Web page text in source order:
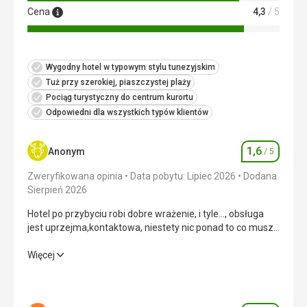
Cena 4,3 / 5
Wygodny hotel w typowym stylu tunezyjskim
Tuż przy szerokiej, piaszczystej plaży
Pociąg turystyczny do centrum kurortu
Odpowiedni dla wszystkich typów klientów
Anonym Ocena
1,6 / 5
Zweryfikowana opinia Data pobytu: Lipiec 2026
Dodana
Sierpień 2026
Hotel po przybyciu robi dobre wrażenie, i tyle..., obsługa
jest uprzejma,kontaktowa, niestety nic ponad to co muszą
zmęczeni, zero szans na wcześniejszy pokój,
Hotel po przybyciu robi dobre wrażenie, i tyle..., obsługa
Więcej